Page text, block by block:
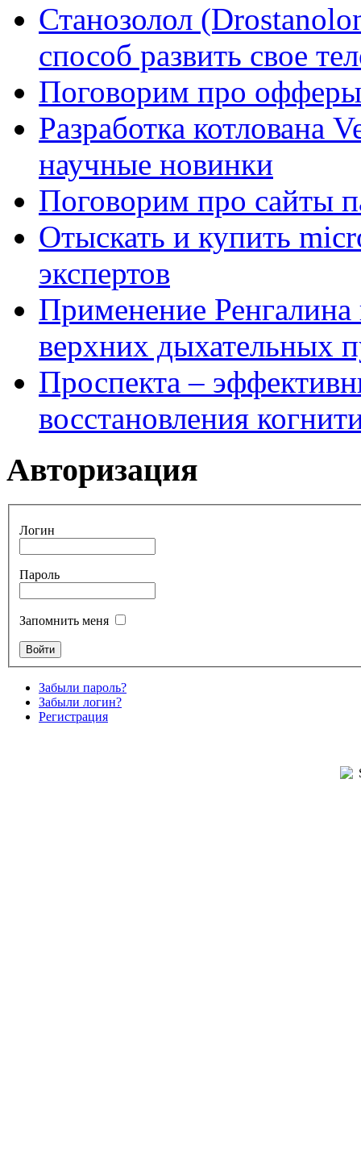
Станозолол
способ развить свое
Поговорим про
Разработка котлована
научные новинки
Поговорим про сайты
Отыскать и купить
экспертов
Применение Ренгалина
верхних дыхательных
Проспекта –
восстановления
Авторизация
Логин
Пароль
Запомнить меня
Забыли пароль?
Забыли логин?
Регистрация